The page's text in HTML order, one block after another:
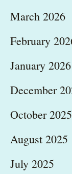
March 2026
February
January 2026
December
October 2025
August 2025
July 2025